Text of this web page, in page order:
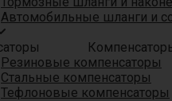
Автомобильные шланги и
Резиновые компенсаторы
Стальные компенсаторы
Тефлоновые компенсаторы